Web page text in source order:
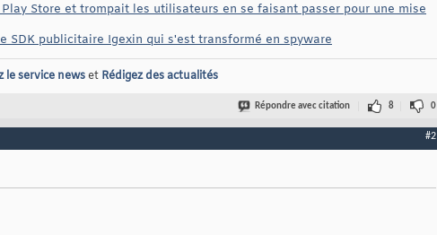
Store et trompait les utilisateurs en se faisant passer pour une mise
SDK publicitaire Igexin qui s'est transformé en spyware
le service newset Rédigez des actualités
Répondre avec citation 8 0
#2